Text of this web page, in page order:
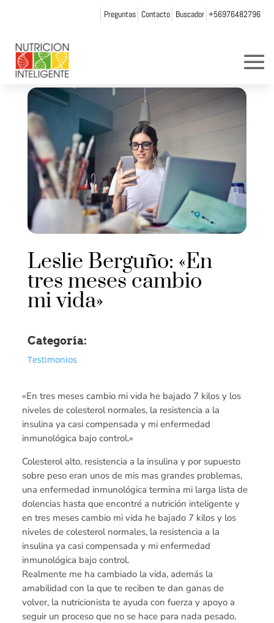
Preguntas Contacto Buscador +56976482796
Leslie Berguño: «En
tres meses cambio
mi vida»
Categoría:
Testimonios
«En tres meses cambio mi vida he bajado 7 kilos y los
niveles de colesterol normales, la resistencia a la
insulina ya casi compensada y mi enfermedad
inmunológica bajo control.»
Colesterol alto, resistencia a la insulina y por supuesto
sobre peso eran unos de mis mas grandes problemas,
una enfermedad inmunológica termina mi larga lista de
dolencias hasta que encontré a nutrición inteligente y
en tres meses cambio mi vida he bajado 7 kilos y los
niveles de colesterol normales, la resistencia a la
insulina ya casi compensada y mi enfermedad
inmunológica bajo control.
Realmente me ha cambiado la vida, además la
amabilidad con la que te reciben te dan ganas de
volver, la nutricionista te ayuda con fuerza y apoyo a
seguir un proceso que no se hace para nada pesado,